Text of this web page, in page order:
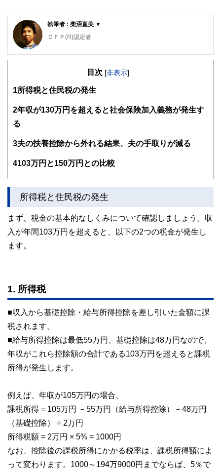
執筆者 : 柴沼直美 ▼
ＣＦＰ(R)認定者
大学を卒業後、保険営業に従事したのち渡米。MBAを修得
を機に現職。3人の子育てから教育費の捻出・方法・留学ま
び・相続発生時の手続きについてもアドバイス経験多数。現
2018年5月まで日本FP協会広報スタッフ
目次 [非表示]
1 所得税と住民税の発生
2年収が130万円を超えると社会保険加入義務が発生す
る
3夫の扶養控除から外れる結果、夫の手取りが減る
4103万円と150万円との比較
所得税と住民税の発生
まず、税金の基本的なしくみについて確認しましょう。収
入が年間103万円を超えると、以下の2つの税金が発生し
ます。
1. 所得税
■収入から基礎控除・給与所得控除を差し引いた金額に課
税されます。
■給与所得控除は最低55万円、基礎控除は48万円なので、
年収がこれら控除額の合計である103万円を超えると課税
所得が発生します。
例えば、年収が105万円の場合、
課税所得 = 105万円 －55万円（給与所得控除）－48万円
（基礎控除） = 2万円
所得税額 = 2万円 × 5% = 1000円
なお、控除後の課税所得にかかる税率は、課税所得額によ
って変わります。1000～194万9000円までならば、5％で